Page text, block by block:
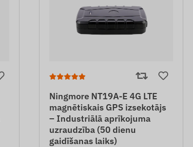
Ningmore NT19A-E 4G LTE
magnētiskais GPS izsekotājs
– Industriālā aprīkojuma
uzraudzība (50 dienu
gaidīšanas laiks)